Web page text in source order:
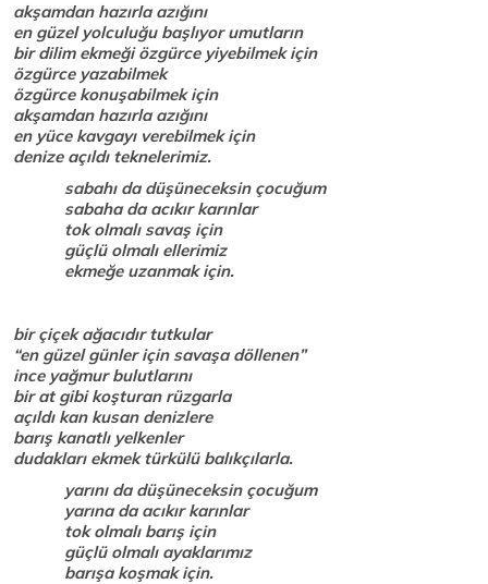
akşamdan hazırla azığını
en güzel yolculuğu başlıyor umutların
bir dilim ekmeği özgürce yiyebilmek için
özgürce yazabilmek
özgürce konuşabilmek için
akşamdan hazırla azığını
en yüce kavgayı verebilmek için
denize açıldı teknelerimiz.
sabahı da düşüneceksin çocuğum
sabaha da acıkır karınlar
tok olmalı savaş için
güçlü olmalı ellerimiz
ekmeğe uzanmak için.
bir çiçek ağacıdır tutkular
“en güzel günler için savaşa döllenen”
ince yağmur bulutlarını
bir at gibi koşturan rüzgarla
açıldı kan kusan denizlere
barış kanatlı yelkenler
dudakları ekmek türkülü balıkçılarla.
yarını da düşüneceksin çocuğum
yarına da acıkır karınlar
tok olmalı barış için
güçlü olmalı ayaklarımız
barışa koşmak için.